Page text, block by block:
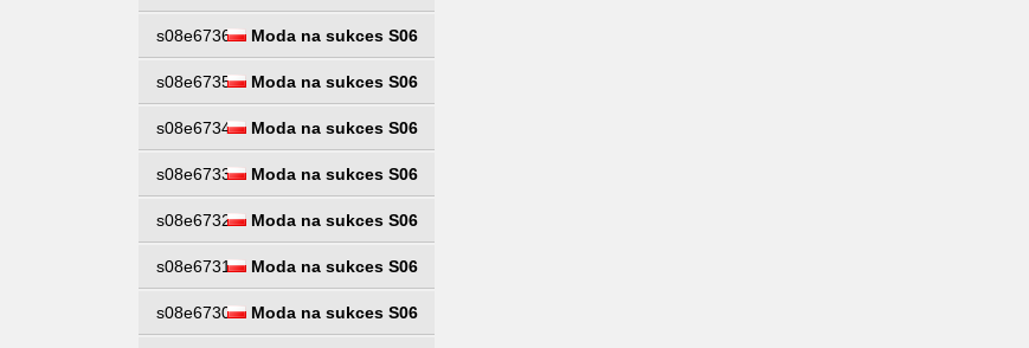
s08e6736 Moda na sukces S06
s08e6735 Moda na sukces S06
s08e6734 Moda na sukces S06
s08e6733 Moda na sukces S06
s08e6732 Moda na sukces S06
s08e6731 Moda na sukces S06
s08e6730 Moda na sukces S06